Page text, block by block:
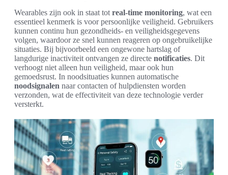
Wearables zijn ook in staat tot real-time monitoring, wat een
essentieel kenmerk is voor persoonlijke veiligheid. Gebruikers
kunnen continu hun gezondheids- en veiligheidsgegevens
volgen, waardoor ze snel kunnen reageren op ongebruikelijke
situaties. Bij bijvoorbeeld een ongewone hartslag of
langdurige inactiviteit ontvangen ze directe notificaties. Dit
verhoogt niet alleen hun veiligheid, maar ook hun
gemoedsrust. In noodsituaties kunnen automatische
noodsignalen naar contacten of hulpdiensten worden
verzonden, wat de effectiviteit van deze technologie verder
versterkt.